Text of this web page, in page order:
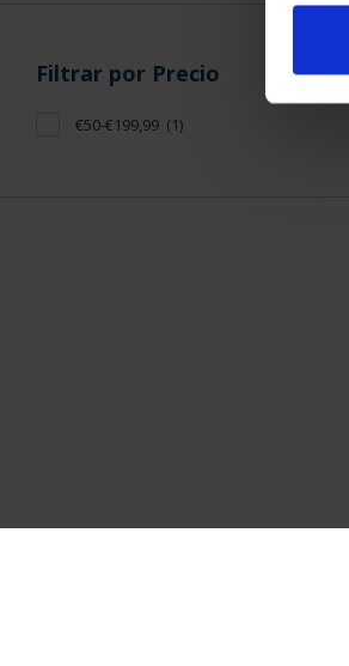
Filtrar por Precio
€50-€199,99 (1)